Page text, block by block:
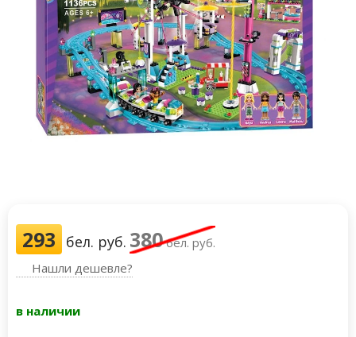
293 бел. руб. 380бел. руб.
Нашли дешевле?
в наличии